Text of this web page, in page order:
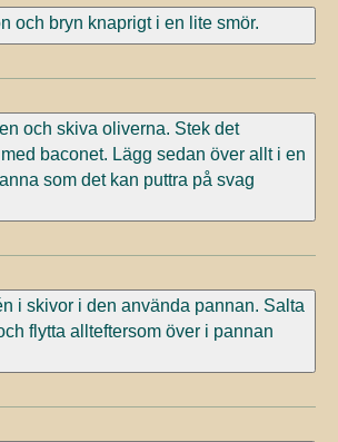
och bryn knaprigt i en lite smör.
och skiva oliverna. Stek det
baconet. Lägg sedan över allt i en
som det kan puttra på svag
i skivor i den använda pannan. Salta
flytta allteftersom över i pannan